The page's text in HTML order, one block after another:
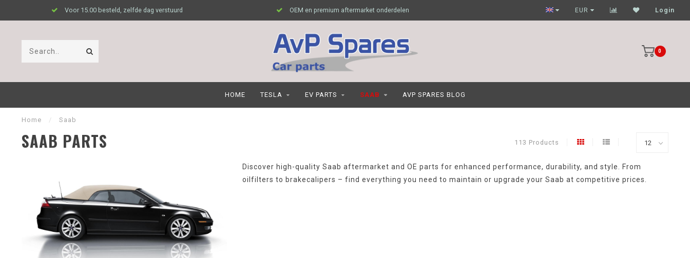
Voor 15.00 besteld, zelfde dag verstuurd OEM en premium aftermarket onderdelen Garagehouders nog scherpere prijzen
EUR Login
0
HOME TESLA EV PARTS SAAB AVP SPARES BLOG
Home / Saab
SAAB PARTS 113 Products
Discover high-quality Saab aftermarket and OE parts for enhanced performance, durability, and style. From
oilfilters to brakecalipers – find everything you need to maintain or upgrade your Saab at competitive prices.